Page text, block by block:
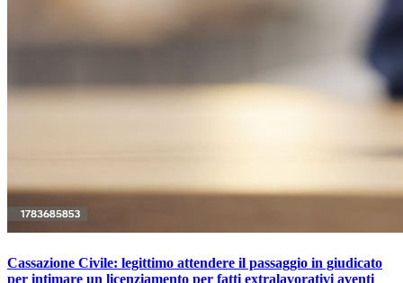
Cassazione Civile: legittimo attendere il passaggio in giudicato
per intimare un licenziamento per fatti extralavorativi aventi